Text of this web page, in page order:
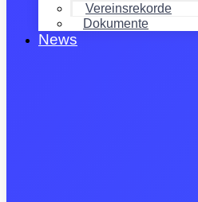
Vereinsrekorde
Dokumente
News